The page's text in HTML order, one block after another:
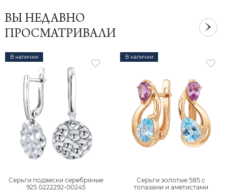
ВЫ НЕДАВНО
ПРОСМАТРИВАЛИ
В наличии
Серьги подвески серебряные
925 0222292-00245
В наличии
Серьги золотые 585 с
топазами и аметистами